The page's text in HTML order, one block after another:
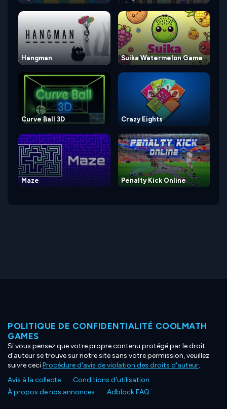
Hangman Suika Watermelon Game
Curve Ball 3D Crazy Eights
Maze Penalty Kick Online
POLITIQUE DE CONFIDENTIALITÉ COOLMATH
GAMES
Si vous pensez que votre propre contenu protégé par le droit
d'auteur se trouve sur notre site sans votre permission, veuillez
suivre ceciProcédure d'avis de violation des droits d'auteur.
Avis à la collecte
Conditions d'utilisation
À propos de nos annonces
Adblock FAQ